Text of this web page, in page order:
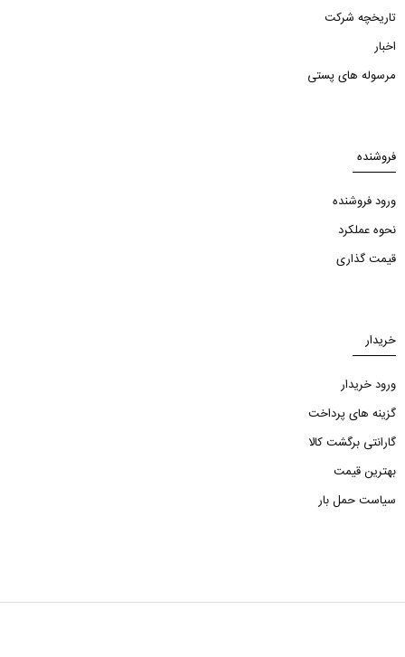
تاریخچه شرکت
اخبار
مرسوله های پستی
فروشنده
ورود فروشنده
نحوه عملکرد
قیمت گذاری
خریدار
ورود خریدار
گزینه های پرداخت
گارانتی برگشت کالا
بهترین قیمت
سیاست حمل بار